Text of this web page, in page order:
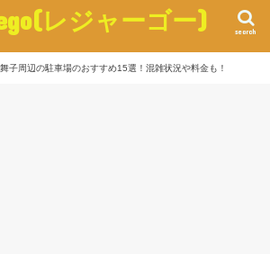
レジャーゴー) search
子周辺の駐車場のおすすめ15選！混雑状況や料金も！